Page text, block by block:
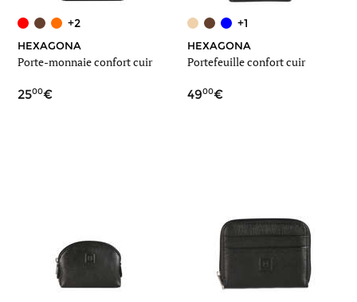
+2
HEXAGONA
Porte-monnaie confort cuir
2500
+1
HEXAGONA
Portefeuille confort cuir
4900